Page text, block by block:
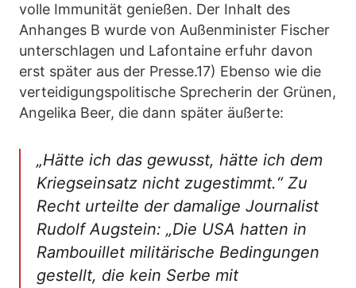
volle Immunität genießen. Der Inhalt des
Anhanges B wurde von Außenminister Fischer
unterschlagen und Lafontaine erfuhr davon
erst später aus der Presse.17) Ebenso wie die
verteidigungspolitische Sprecherin der Grünen,
Angelika Beer, die dann später äußerte:
„Hätte ich das gewusst, hätte ich dem
Kriegseinsatz nicht zugestimmt.“ Zu
Recht urteilte der damalige Journalist
Rudolf Augstein: „Die USA hatten in
Rambouillet militärische Bedingungen
gestellt, die kein Serbe mit